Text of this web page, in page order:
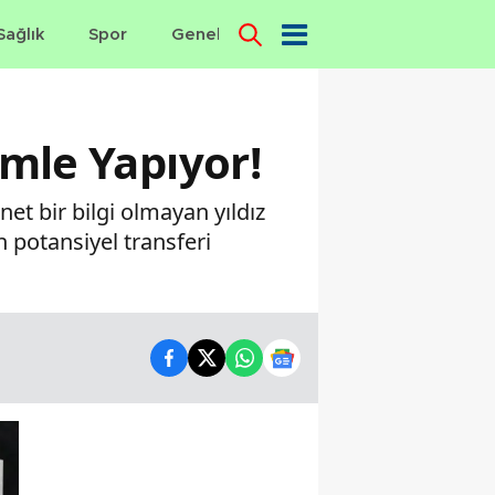
Spor Genel Dünya
Yapıyor!
bir bilgi olmayan yıldız
potansiyel transferi